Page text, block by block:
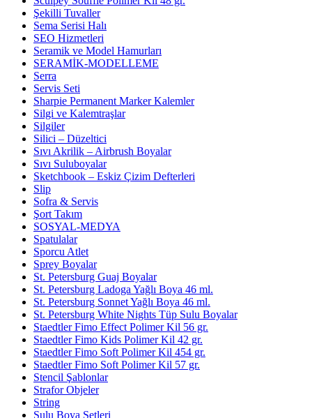
Şekilli Tuvaller
Sema Serisi Halı
SEO Hizmetleri
Seramik ve Model Hamurları
SERAMİK-MODELLEME
Serra
Servis Seti
Sharpie Permanent Marker Kalemler
Silgi ve Kalemtraşlar
Silgiler
Silici – Düzeltici
Sıvı Akrilik – Airbrush Boyalar
Sıvı Suluboyalar
Sketchbook – Eskiz Çizim Defterleri
Slip
Sofra & Servis
Şort Takım
SOSYAL-MEDYA
Spatulalar
Sporcu Atlet
Sprey Boyalar
St. Petersburg Guaj Boyalar
St. Petersburg Ladoga Yağlı Boya 46 ml.
St. Petersburg Sonnet Yağlı Boya 46 ml.
St. Petersburg White Nights Tüp Sulu Boyalar
Staedtler Fimo Effect Polimer Kil 56 gr.
Staedtler Fimo Kids Polimer Kil 42 gr.
Staedtler Fimo Soft Polimer Kil 454 gr.
Staedtler Fimo Soft Polimer Kil 57 gr.
Stencil Şablonlar
Strafor Objeler
String
Sulu Boya Setleri